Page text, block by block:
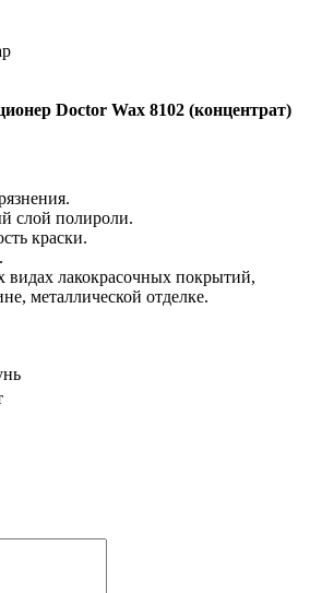
Doctor Wax 8102 (концентрат)
слой полироли.
краски.
лакокрасочных покрытий,
металлической отделке.